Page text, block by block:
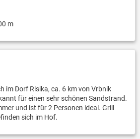
m
im Dorf Risika, ca. 6 km von Vrbnik
für einen sehr schönen Sandstrand.
und ist für 2 Personen ideal. Grill
sich im Hof.